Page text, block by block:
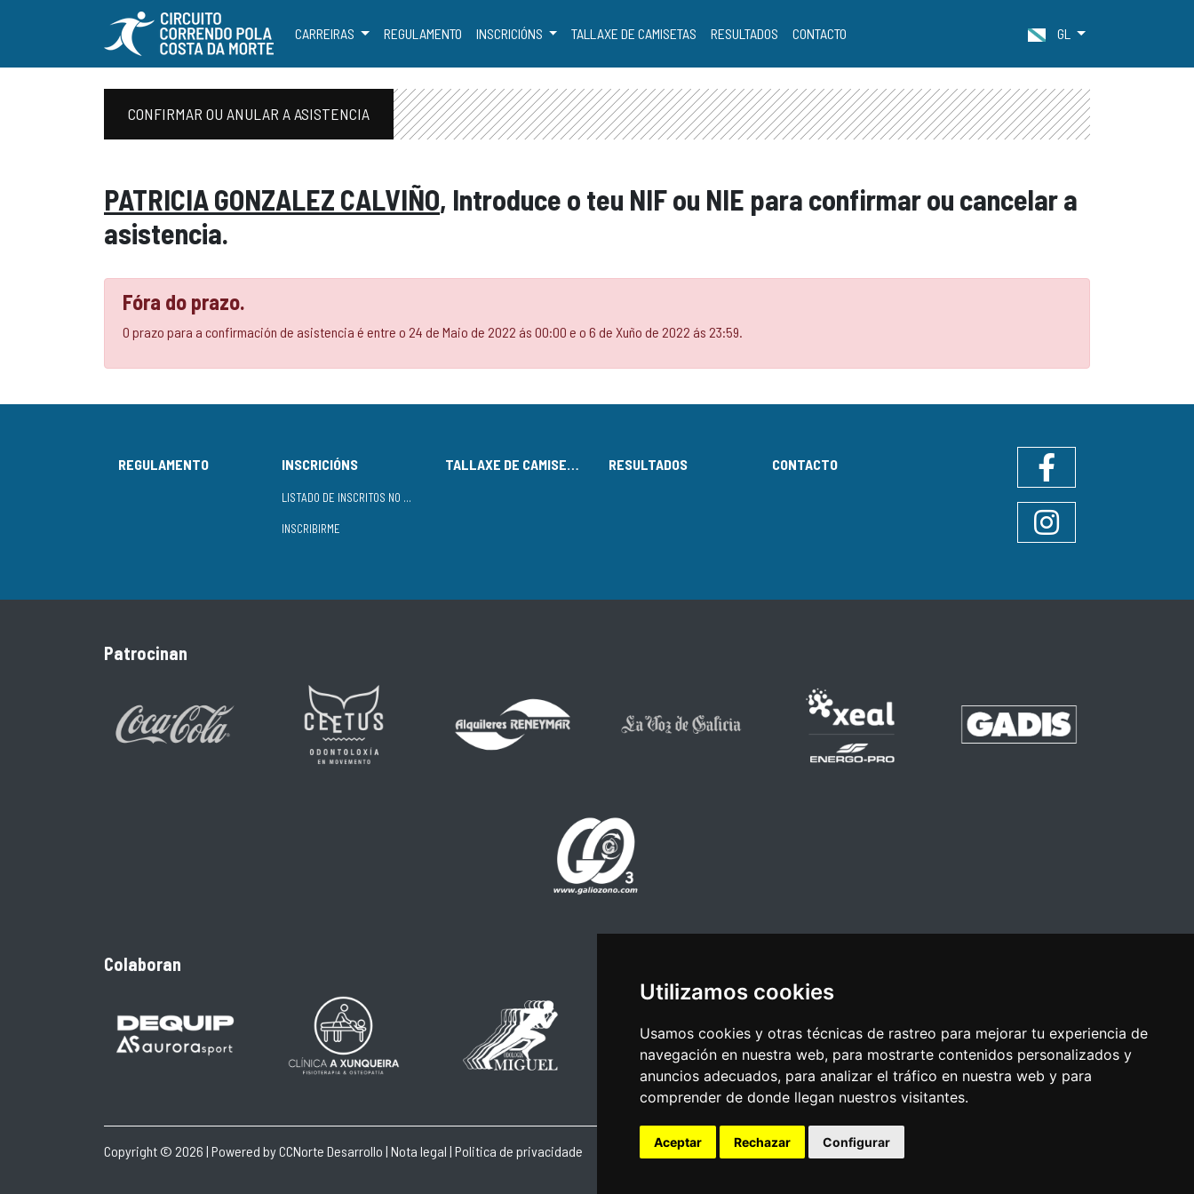
Utilizamos cookies
Usamos cookies y otras técnicas de rastreo para mejorar tu experiencia de
navegación en nuestra web, para mostrarte contenidos personalizados y
anuncios adecuados, para analizar el tráfico en nuestra web y para
comprender de donde llegan nuestros visitantes.
Aceptar Rechazar Configurar
CARREIRAS REGULAMENTO INSCRICIÓNS TALLAXE DE CAMISETAS RESULTADOS CONTACTO GL
CONFIRMAR OU ANULAR A ASISTENCIA
PATRICIA GONZALEZ CALVIÑO, Introduce o teu NIF ou NIE para confirmar ou cancelar a
asistencia.
Fóra do prazo.
O prazo para a confirmación de asistencia é entre o 24 de Maio de 2022 ás 00:00 e o 6 de Xuño de 2022 ás 23:59.
REGULAMENTO INSCRICIÓNS
LISTADO DE INSCRITOS NO CIRCUÍTO
INSCRIBIRME
TALLAXE DE CAMISETAS RESULTADOS CONTACTO
Instagram
Patrocinan
Colaboran
Copyright © 2026 | Powered byCCNorte Desarrollo | Nota legal | Politica de privacidade